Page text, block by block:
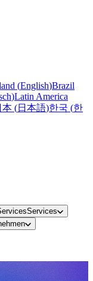
(English)Brazil
)Latin America
本 (日本語)한국 (한
Services